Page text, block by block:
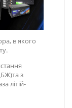
в якого
та з
літій-